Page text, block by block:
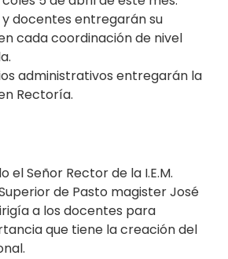
docentes entregarán su
cada coordinación de nivel
administrativos entregarán la
Rectoría.
el Señor Rector de la I.E.M.
de Pasto magister José
a los docentes para
que tiene la creación del